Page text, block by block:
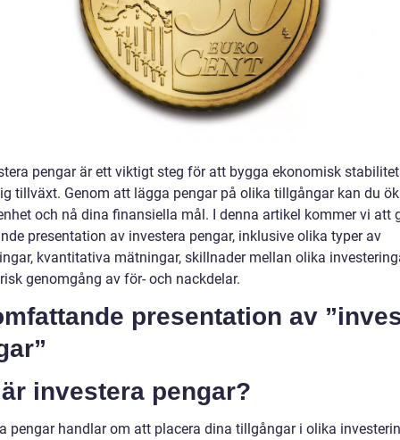
pengar är ett viktigt steg för att bygga ekonomisk
tillväxt. Genom att lägga pengar på olika tillgångar kan du
och nå dina finansiella mål. I denna artikel kommer vi att
presentation av investera pengar, inklusive olika typer av
kvantitativa mätningar, skillnader mellan olika
genomgång av för- och nackdelar.
presentation av
investera pengar?
pengar handlar om att placera dina tillgångar i olika